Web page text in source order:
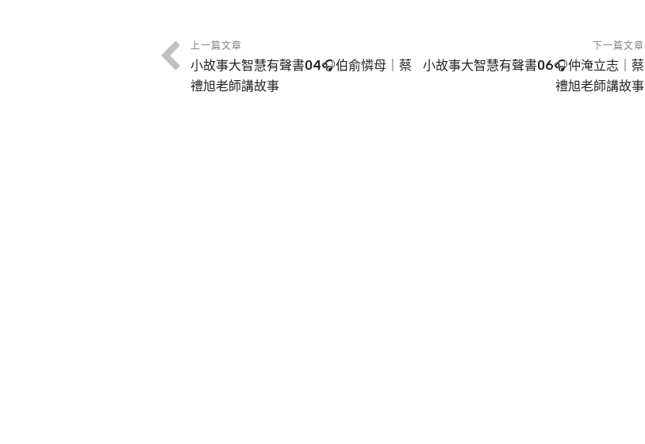
賓｜蔡禮旭老
師講故事
上一篇文章
小故事大智慧有聲書04🎧伯俞憐母｜蔡
禮旭老師講故事
下一篇文章
小故事大智慧有聲書06🎧仲淹立志｜蔡
禮旭老師講故事